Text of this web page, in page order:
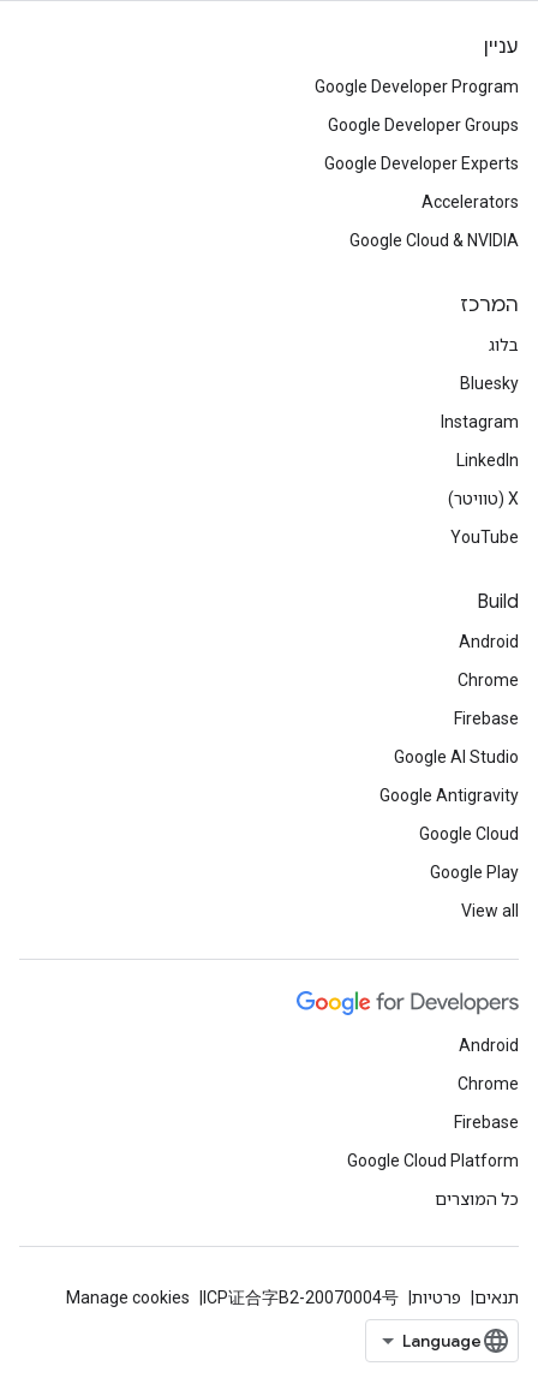
עניין
Google Developer Program
Google Developer Groups
Google Developer Experts
Accelerators
Google Cloud & NVIDIA
המרכז
בלוג
Bluesky
Instagram
LinkedIn
‫X (טוויטר)
YouTube
Build
Android
Chrome
Firebase
Google AI Studio
Google Antigravity
Google Cloud
Google Play
View all
Android
Chrome
Firebase
Google Cloud Platform
כל המוצרים
תנאים פרטיות ICP证合字B2-20070004号
Manage cookies